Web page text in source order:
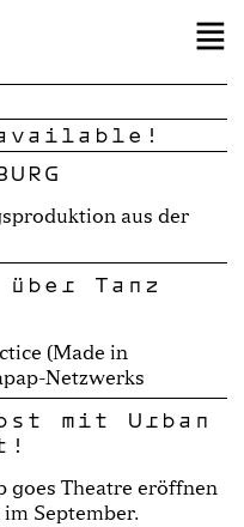
aus der
Tanz
(Made in
Netzwerks
mit Urban
Theatre eröffnen
September.